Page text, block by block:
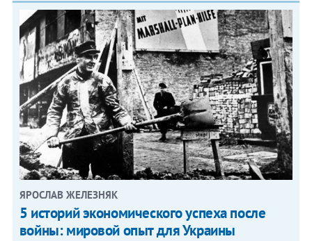
ЯРОСЛАВ ЖЕЛЕЗНЯК
5 историй экономического успеха после
войны: мировой опыт для Украины